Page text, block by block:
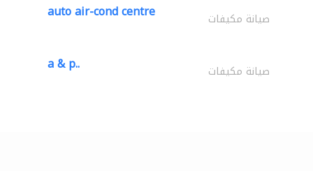
auto air-cond centre صيانة مكيفات
a & p.. صيانة مكيفات